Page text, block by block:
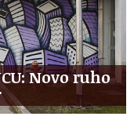
Novo ruho